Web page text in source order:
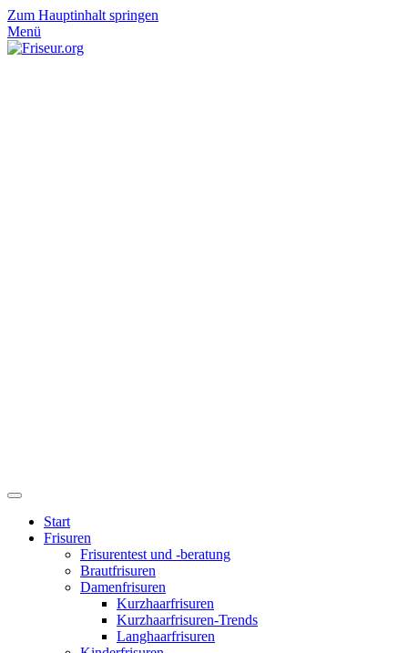
Zum Hauptinhalt springen
Menü
Start
Frisuren
Frisurentest und -beratung
Brautfrisuren
Damenfrisuren
Kurzhaarfrisuren
Kurzhaarfrisuren-Trends
Langhaarfrisuren